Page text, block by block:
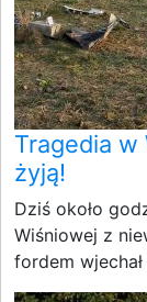
Tragedia
żyją!
Dziś około
Wiśniowej z
fordem